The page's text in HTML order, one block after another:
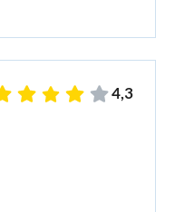
4,3